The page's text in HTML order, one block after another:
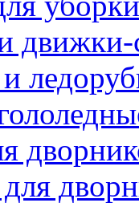
движки-